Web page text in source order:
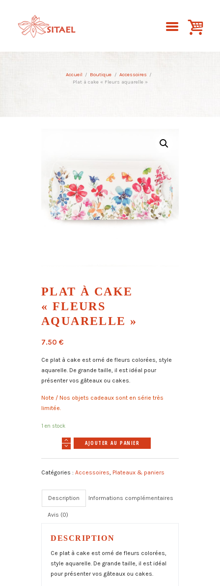
Accueil Boutique
Accessoires
Plat à cake « Fleurs aquarelle »
PLAT À CAKE
« FLEURS
AQUARELLE »
7.50 €
Ce plat à cake est orné de fleurs colorées, style
aquarelle. De grande taille, il est idéal pour
présenter vos gâteaux ou cakes.
Note / Nos objets cadeaux sont en série très
limitée.
1 en stock
quantité
à
AJOUTER AU PANIER
e
:
Catégories : Accessoires, Plateaux & paniers
Description Informations complémentaires
Avis (0)
DESCRIPTION
Ce plat à cake est orné de fleurs colorées,
style aquarelle. De grande taille, il est idéal
pour présenter vos gâteaux ou cakes.